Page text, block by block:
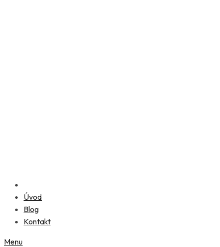
Úvod
Blog
Kontakt
Menu